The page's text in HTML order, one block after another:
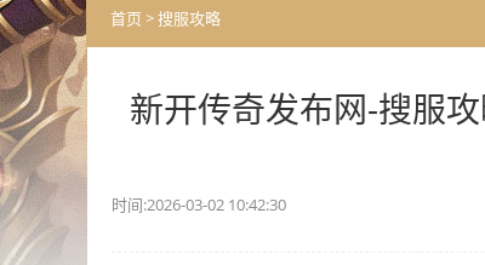
首页 >搜服攻略
新开传奇发布网-搜服
时间:2026-03-02 10:42:30